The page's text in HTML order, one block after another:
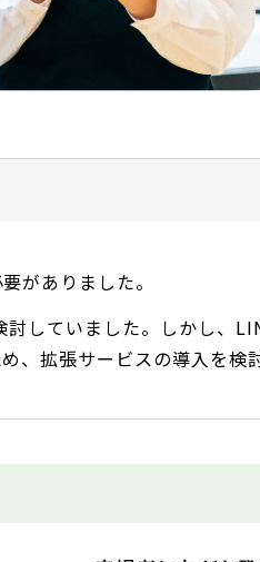
がありました。
していました。しかし、
拡張サービスの導入を検